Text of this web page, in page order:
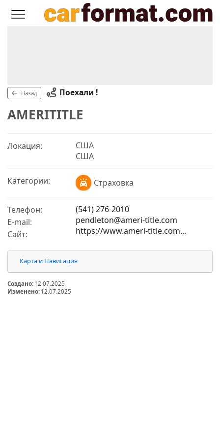
Назад Поехали !
AMERITITLE
Локация:
США
США
Категории: Страховка
Телефон:
E-mail:
Сайт:
(541) 276-2010
pendleton@ameri-title.com
https://www.ameri-title.com...
Карта и Навигация
Создано:12.07.2025
Изменено:12.07.2025